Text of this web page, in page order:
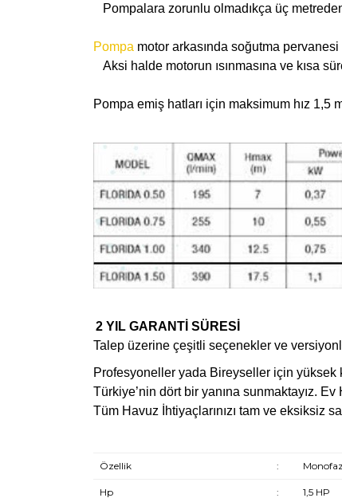
Pompalara zorunlu olmadıkça üç
Pompa motor arkasında soğutma
Aksi halde motorun ısınmasına ve kısa
Pompa emiş hatları için maksimum hız 1,5
2 YIL GARANTİ SÜRESİ
Talep üzerine çeşitli seçenekler ve
Profesyoneller yada Bireyseller için
Türkiye’nin dört bir yanına sunmaktayız.
Tüm Havuz İhtiyaçlarınızı tam ve eksiksiz
Özellik :
Hp : 1,5 HP